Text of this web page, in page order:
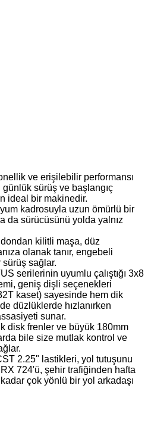
ve erişilebilir performansı
sürüş ve başlangıç
ideal bir makinedir.
kadrosuyla uzun ömürlü bir
da sürücüsünü yolda yalnız
kilitli maşa, düz
olanak tanır, engebeli
sağlar.
serilerinin uyumlu çalıştığı 3x8
geniş dişli seçenekleri
kaset) sayesinde hem dik
düzlüklerde hızlanırken
sunar.
disk frenler ve büyük 180mm
bile size mutlak kontrol ve
2.25" lastikleri, yol tutuşunu
724'ü, şehir trafiğinden hafta
çok yönlü bir yol arkadaşı